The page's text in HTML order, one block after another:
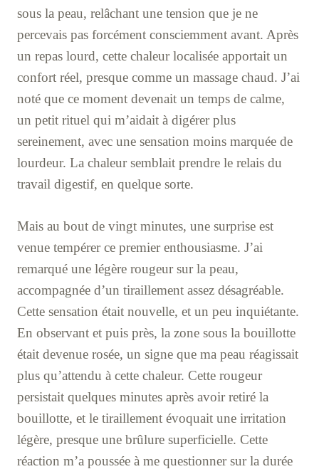
sous la peau, relâchant une tension que je ne
percevais pas forcément consciemment avant. Après
un repas lourd, cette chaleur localisée apportait un
confort réel, presque comme un massage chaud. J’ai
noté que ce moment devenait un temps de calme,
un petit rituel qui m’aidait à digérer plus
sereinement, avec une sensation moins marquée de
lourdeur. La chaleur semblait prendre le relais du
travail digestif, en quelque sorte.
Mais au bout de vingt minutes, une surprise est
venue tempérer ce premier enthousiasme. J’ai
remarqué une légère rougeur sur la peau,
accompagnée d’un tiraillement assez désagréable.
Cette sensation était nouvelle, et un peu inquiétante.
En observant et puis près, la zone sous la bouillotte
était devenue rosée, un signe que ma peau réagissait
plus qu’attendu à cette chaleur. Cette rougeur
persistait quelques minutes après avoir retiré la
bouillotte, et le tiraillement évoquait une irritation
légère, presque une brûlure superficielle. Cette
réaction m’a poussée à me questionner sur la durée